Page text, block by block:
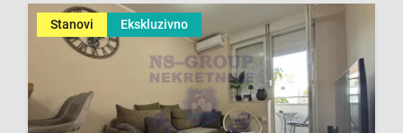
Stanovi Ekskluzivno